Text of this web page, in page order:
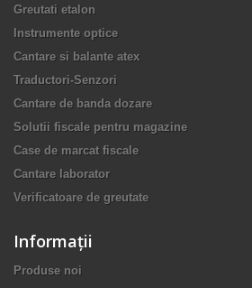
Greutati etalon
Instrumente optice
Cantare si balante atex
Traductori-Senzori
Cantare de banda dozare
Solutii fiscale pentru magazine
Case de marcat fiscale
Cantare laborator
Verificatoare de greutate
Informaţii
Produse noi